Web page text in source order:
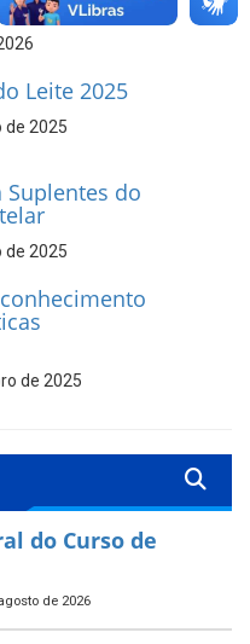
Leite 2025
de 2025
Suplentes do
de 2025
de 2025
do Curso de
de 2026